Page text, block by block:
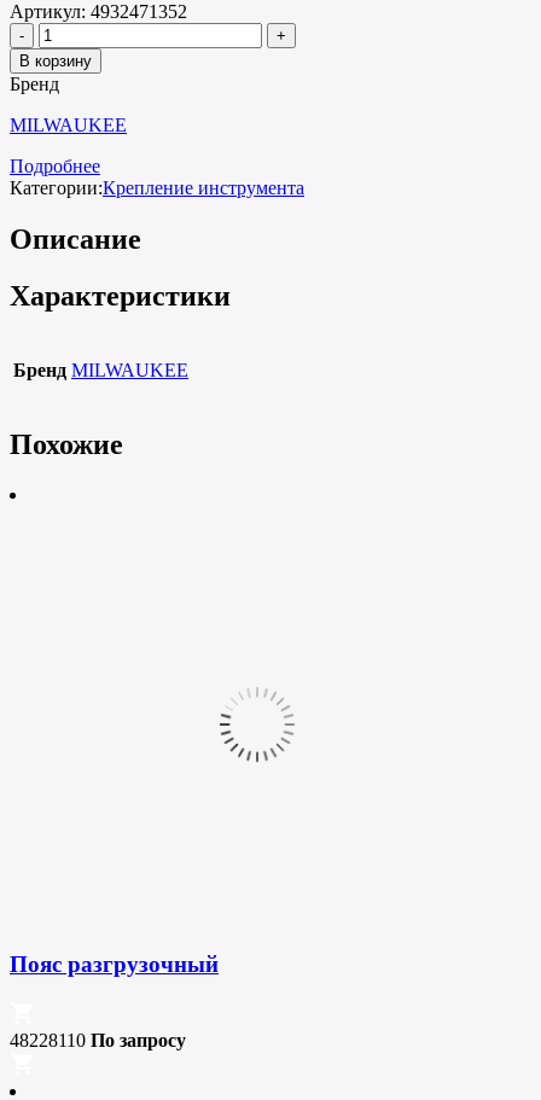
Артикул: 4932471352
В корзину
Бренд
MILWAUKEE
Подробнее
Категории:Крепление инструмента
Описание
Характеристики
Бренд MILWAUKEE
Похожие
Пояс разгрузочный
48228110 По запросу